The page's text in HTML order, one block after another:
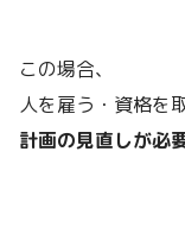
この場合、
人を雇う・資格を
計画の見直しが必